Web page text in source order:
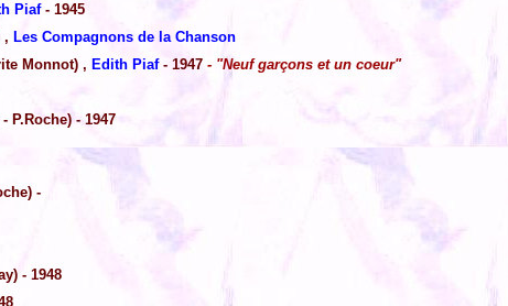
Piaf- 1945
, Les Compagnons de la Chanson
Monnot) , Edith Piaf- 1947- "Neuf garçons et un coeur"
P.Roche) - 1947
-
- 1948